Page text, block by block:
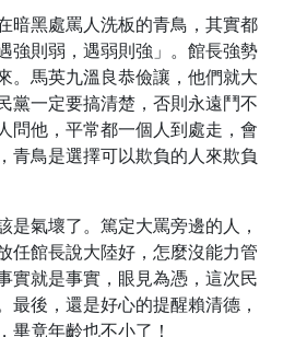
暗黑處罵人洗板的青鳥，其實都
強則弱，遇弱則強」。館長強勢
。馬英九溫良恭儉讓，他們就大
黨一定要搞清楚，否則永遠鬥不
問他，平常都一個人到處走，會
青鳥是選擇可以欺負的人來欺負
是氣壞了。篤定大罵旁邊的人，
任館長說大陸好，怎麼沒能力管
實就是事實，眼見為憑，這次民
最後，還是好心的提醒賴清德，
畢竟年齡也不小了！